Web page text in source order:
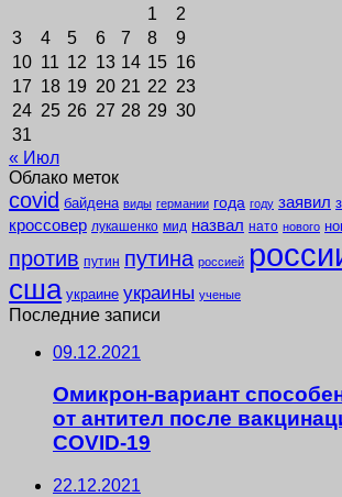
1
2
3
4 5 6 7 8
9
10 11 12 13 14 15 16
17 18 19 20 21 22 23
24 25 26 27 28 29 30
31
« Июл
Облако меток
covid байдена виды германии года году заявил
кроссовер лукашенко мид назвал нато нового
против путин путина россией
сша украине украины ученые
Последние записи
09.12.2021
Омикрон-вариант
от антител после
COVID-19
22.12.2021